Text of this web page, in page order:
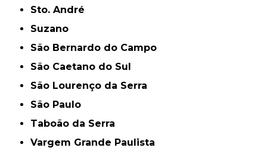
Sto. André
Suzano
São Bernardo do Campo
São Caetano do Sul
São Lourenço da Serra
São Paulo
Taboão da Serra
Vargem Grande Paulista